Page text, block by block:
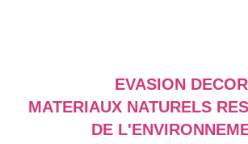
EVASION DECOR
MATERIAUX NATURELS
DE